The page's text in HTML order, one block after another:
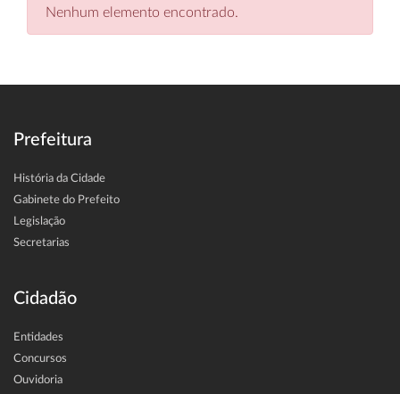
Nenhum elemento encontrado.
Prefeitura
História da Cidade
Gabinete do Prefeito
Legislação
Secretarias
Cidadão
Entidades
Concursos
Ouvidoria